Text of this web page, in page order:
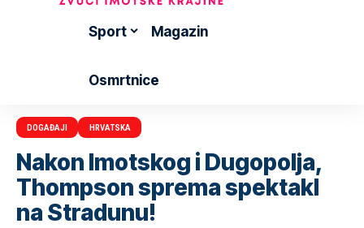
Sport Magazin
Osmrtnice
DOGAĐAJI HRVATSKA
Nakon Imotskog i Dugopolja,
Thompson sprema spektakl
na Stradunu!